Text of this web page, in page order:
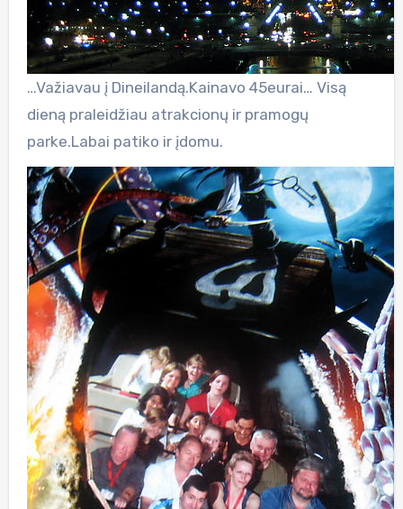
…Važiavau į Dineilandą.Kainavo 45eurai… Visą
dieną praleidžiau atrakcionų ir pramogų
parke.Labai patiko ir įdomu.